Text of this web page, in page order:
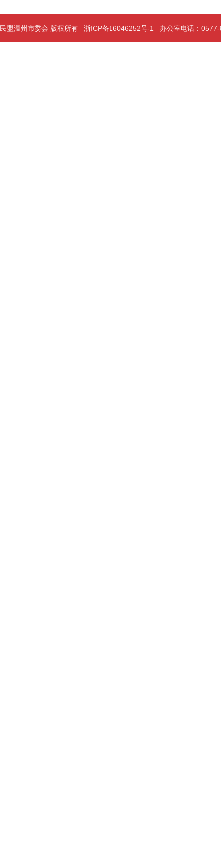
民盟温州市委会 版权所有 浙ICP备16046252号-1 办公室电话：